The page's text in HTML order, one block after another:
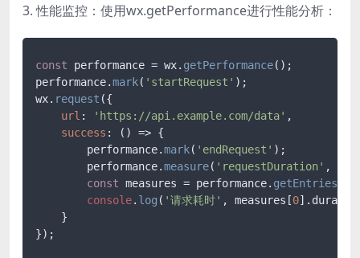
3. 性能监控：使用wx.getPerformance进行性能分析：
const performance = wx. getPerformance();
performance.mark( 'startRequest' );
wx. request ({
url : 'https://api.example.com/data' ,
success : () => {
        performance.
mark( 'endRequest' );
        performance.
measure( 'requestDuration' ,
const measures = performance.
console. log ( '请求耗时' , measures[0].
    }